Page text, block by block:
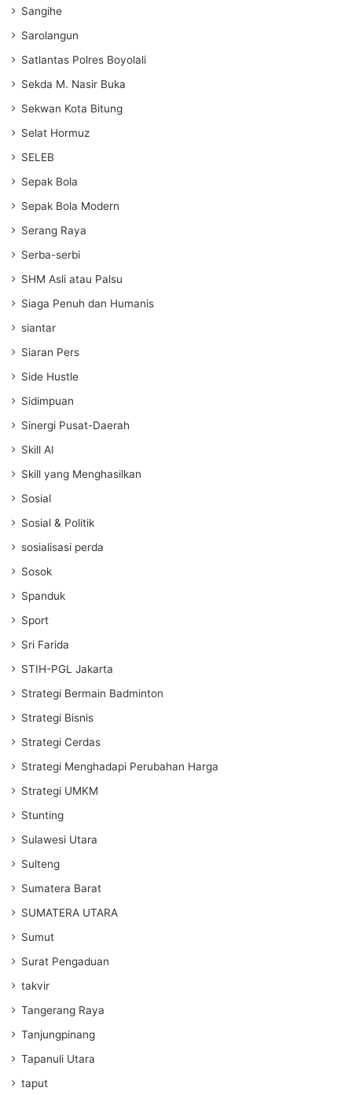
Sangihe
Sarolangun
Satlantas Polres Boyolali
Sekda M. Nasir Buka
Sekwan Kota Bitung
Selat Hormuz
SELEB
Sepak Bola
Sepak Bola Modern
Serang Raya
Serba-serbi
SHM Asli atau Palsu
Siaga Penuh dan Humanis
siantar
Siaran Pers
Side Hustle
Sidimpuan
Sinergi Pusat-Daerah
Skill AI
Skill yang Menghasilkan
Sosial
Sosial & Politik
sosialisasi perda
Sosok
Spanduk
Sport
Sri Farida
STIH-PGL Jakarta
Strategi Bermain Badminton
Strategi Bisnis
Strategi Cerdas
Strategi Menghadapi Perubahan Harga
Strategi UMKM
Stunting
Sulawesi Utara
Sulteng
Sumatera Barat
SUMATERA UTARA
Sumut
Surat Pengaduan
takvir
Tangerang Raya
Tanjungpinang
Tapanuli Utara
taput